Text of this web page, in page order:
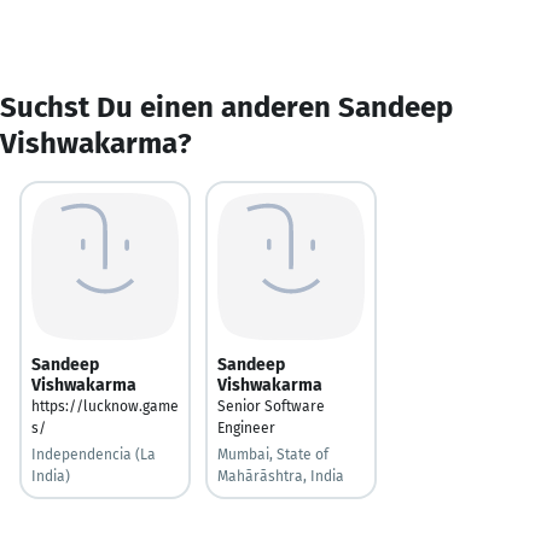
Suchst Du einen anderen Sandeep
Vishwakarma?
Sandeep
Vishwakarma
https://lucknow.game
s/
Independencia (La
India)
Sandeep
Vishwakarma
Senior Software
Engineer
Mumbai, State of
Mahārāshtra, India